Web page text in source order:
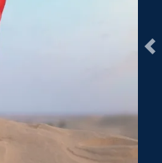
السابق